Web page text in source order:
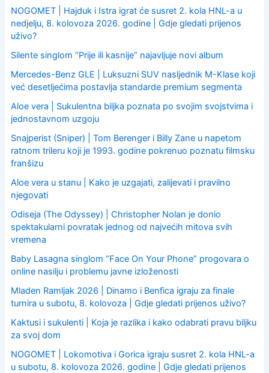
o
r
:
NOGOMET | Hajduk i Istra igrat će susret 2. kola HNL-a u
nedjelju, 8. kolovoza 2026. godine | Gdje gledati prijenos
uživo?
Silente singlom “Prije ili kasnije” najavljuje novi album
Mercedes-Benz GLE | Luksuzni SUV nasljednik M-Klase koji
već desetljećima postavlja standarde premium segmenta
Aloe vera | Sukulentna biljka poznata po svojim svojstvima i
jednostavnom uzgoju
Snajperist (Sniper) | Tom Berenger i Billy Zane u napetom
ratnom trileru koji je 1993. godine pokrenuo poznatu filmsku
franšizu
Aloe vera u stanu | Kako je uzgajati, zalijevati i pravilno
njegovati
Odiseja (The Odyssey) | Christopher Nolan je donio
spektakularni povratak jednog od najvećih mitova svih
vremena
Baby Lasagna singlom “Face On Your Phone” progovara o
online nasilju i problemu javne izloženosti
Mladen Ramljak 2026 | Dinamo i Benfica igraju za finale
turnira u subotu, 8. kolovoza | Gdje gledati prijenos uživo?
Kaktusi i sukulenti | Koja je razlika i kako odabrati pravu biljku
za svoj dom
NOGOMET | Lokomotiva i Gorica igraju susret 2. kola HNL-a
u subotu, 8. kolovoza 2026. godine | Gdje gledati prijenos